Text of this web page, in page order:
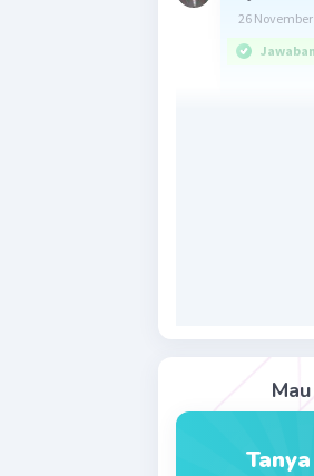
26 November
4 sin²
= -2